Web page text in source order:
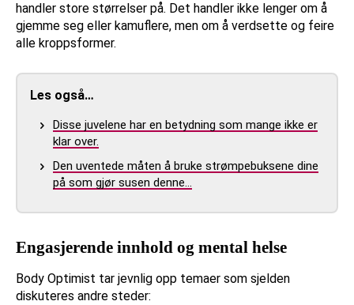
handler store størrelser på. Det handler ikke lenger om å
gjemme seg eller kamuflere, men om å verdsette og feire
alle kroppsformer.
Les også…
Disse juvelene har en betydning som mange ikke er
klar over.
Den uventede måten å bruke strømpebuksene dine
på som gjør susen denne…
Engasjerende innhold og mental helse
Body Optimist tar jevnlig opp temaer som sjelden
diskuteres andre steder: